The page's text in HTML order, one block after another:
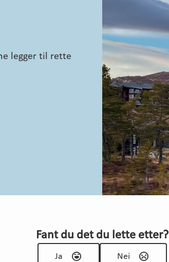
legger til rette
Fant du det du lette etter?
Ja Nei